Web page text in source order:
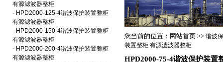
有源滤波器整柜
- HPD2000-125-4谐波保护装置整柜
有源滤波器整柜
- HPD2000-150-4谐波保护装置整柜
有源滤波器整柜
- HPD2000-200-4谐波保护装置整柜
有源滤波器整柜
您当前的位置：网站首页 >> 谐波
装置整柜 有源滤波器整柜
HPD2000-75-4谐波保护装置